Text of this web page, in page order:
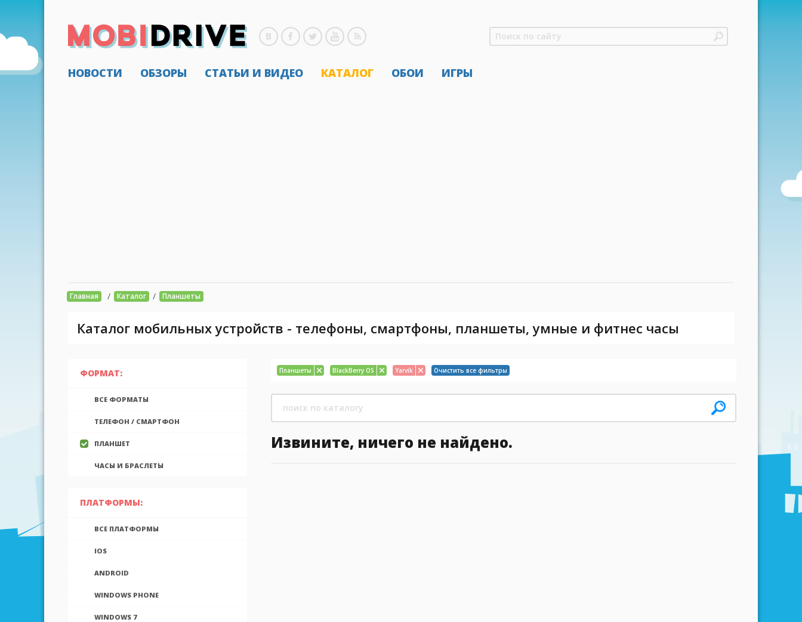
НОВОСТИ ОБЗОРЫ СТАТЬИ И ВИДЕО КАТАЛОГ ОБОИ ИГРЫ
Главная / Каталог / Планшеты
Каталог мобильных устройств - телефоны, смартфоны, планшеты, умные и фитнес часы
ФОРМАТ:
ВСЕ ФОРМАТЫ
ТЕЛЕФОН / СМАРТФОН
ПЛАНШЕТ
ЧАСЫ И БРАСЛЕТЫ
ПЛАТФОРМЫ:
ВСЕ ПЛАТФОРМЫ
IOS
ANDROID
WINDOWS PHONE
WINDOWS 7
Планшеты BlackBerry OS Yarvik Очистить все фильтры
Извините, ничего не найдено.